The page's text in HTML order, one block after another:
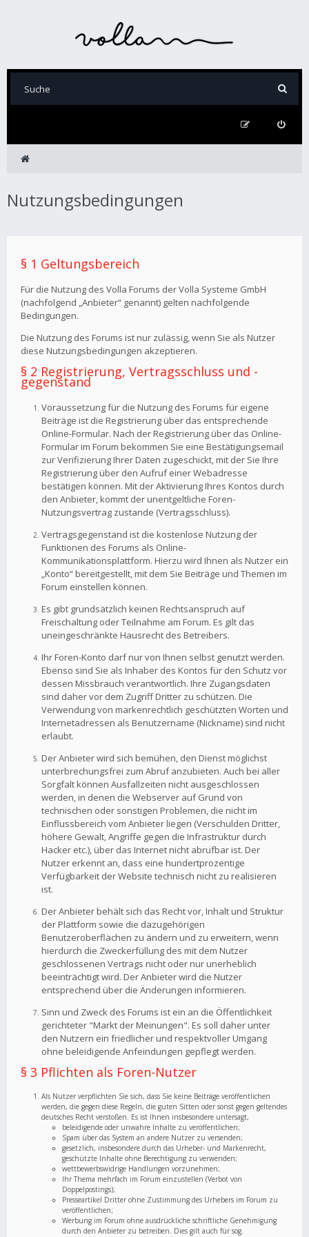
Nutzungsbedingungen
§ 1 Geltungsbereich
Für die Nutzung des Volla Forums der Volla Systeme GmbH
(nachfolgend „Anbieter“ genannt) gelten nachfolgende
Bedingungen.
Die Nutzung des Forums ist nur zulässig, wenn Sie als Nutzer
diese Nutzungsbedingungen akzeptieren.
§ 2 Registrierung, Vertragsschluss und -
gegenstand
Voraussetzung für die Nutzung des Forums für eigene
Beiträge ist die Registrierung über das entsprechende
Online-Formular. Nach der Registrierung über das Online-
Formular im Forum bekommen Sie eine Bestätigungsemail
zur Verifizierung Ihrer Daten zugeschickt, mit der Sie Ihre
Registrierung über den Aufruf einer Webadresse
bestätigen können. Mit der Aktivierung Ihres Kontos durch
den Anbieter, kommt der unentgeltliche Foren-
Nutzungsvertrag zustande (Vertragsschluss).
Vertragsgegenstand ist die kostenlose Nutzung der
Funktionen des Forums als Online-
Kommunikationsplattform. Hierzu wird Ihnen als Nutzer ein
„Konto“ bereitgestellt, mit dem Sie Beiträge und Themen im
Forum einstellen können.
Es gibt grundsätzlich keinen Rechtsanspruch auf
Freischaltung oder Teilnahme am Forum. Es gilt das
uneingeschränkte Hausrecht des Betreibers.
Ihr Foren-Konto darf nur von Ihnen selbst genutzt werden.
Ebenso sind Sie als Inhaber des Kontos für den Schutz vor
dessen Missbrauch verantwortlich. Ihre Zugangsdaten
sind daher vor dem Zugriff Dritter zu schützen. Die
Verwendung von markenrechtlich geschützten Worten und
Internetadressen als Benutzername (Nickname) sind nicht
erlaubt.
Der Anbieter wird sich bemühen, den Dienst möglichst
unterbrechungsfrei zum Abruf anzubieten. Auch bei aller
Sorgfalt können Ausfallzeiten nicht ausgeschlossen
werden, in denen die Webserver auf Grund von
technischen oder sonstigen Problemen, die nicht im
Einflussbereich vom Anbieter liegen (Verschulden Dritter,
höhere Gewalt, Angriffe gegen die Infrastruktur durch
Hacker etc.), über das Internet nicht abrufbar ist. Der
Nutzer erkennt an, dass eine hundertprozentige
Verfügbarkeit der Website technisch nicht zu realisieren
ist.
Der Anbieter behält sich das Recht vor, Inhalt und Struktur
der Plattform sowie die dazugehörigen
Benutzeroberflächen zu ändern und zu erweitern, wenn
hierdurch die Zweckerfüllung des mit dem Nutzer
geschlossenen Vertrags nicht oder nur unerheblich
beeinträchtigt wird. Der Anbieter wird die Nutzer
entsprechend über die Änderungen informieren.
Sinn und Zweck des Forums ist ein an die Öffentlichkeit
gerichteter "Markt der Meinungen". Es soll daher unter
den Nutzern ein friedlicher und respektvoller Umgang
ohne beleidigende Anfeindungen gepflegt werden.
§ 3 Pflichten als Foren-Nutzer
Als Nutzer verpflichten Sie sich, dass Sie keine Beiträge veröffentlichen
werden, die gegen diese Regeln, die guten Sitten oder sonst gegen geltendes
deutsches Recht verstoßen. Es ist Ihnen insbesondere untersagt,
beleidigende oder unwahre Inhalte zu veröffentlichen;
Spam über das System an andere Nutzer zu versenden;
gesetzlich, insbesondere durch das Urheber- und Markenrecht,
geschützte Inhalte ohne Berechtigung zu verwenden;
wettbewerbswidrige Handlungen vorzunehmen;
Ihr Thema mehrfach im Forum einzustellen (Verbot von
Doppelpostings);
Presseartikel Dritter ohne Zustimmung des Urhebers im Forum zu
veröffentlichen;
Werbung im Forum ohne ausdrückliche schriftliche Genehmigung
durch den Anbieter zu betreiben. Dies gilt auch für sog.